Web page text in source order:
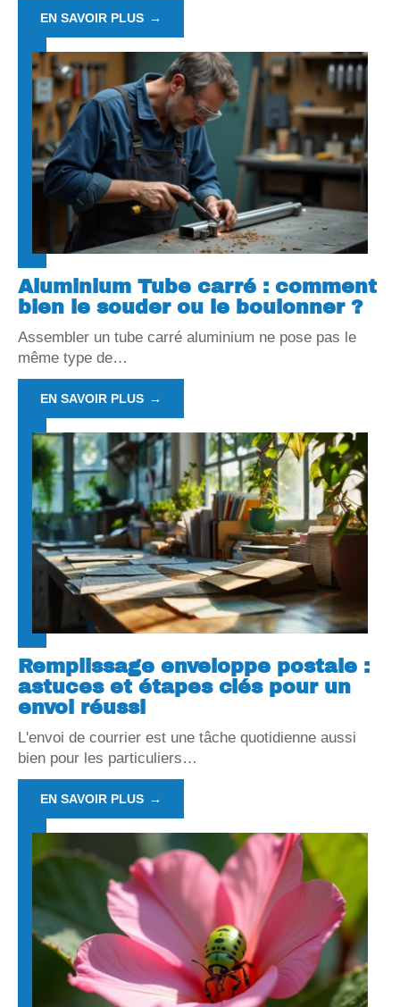
EN SAVOIR PLUS
Aluminium Tube carré : comment
bien le souder ou le boulonner ?
Assembler un tube carré aluminium ne pose pas le
même type de…
EN SAVOIR PLUS
Remplissage enveloppe postale :
astuces et étapes clés pour un
envoi réussi
L'envoi de courrier est une tâche quotidienne aussi
bien pour les particuliers…
EN SAVOIR PLUS